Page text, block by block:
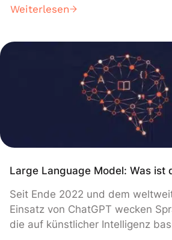
verlieren. Deshalb ist es besser,
das geht. Warum sollte man Excel
fixieren? Excel-Tabellen sind
Analysewerkzeuge, aber sie
Weiterlesen
Large Language Model: Was ist
Seit Ende 2022 und dem
Einsatz von ChatGPT wecken
die auf künstlicher Intelligenz